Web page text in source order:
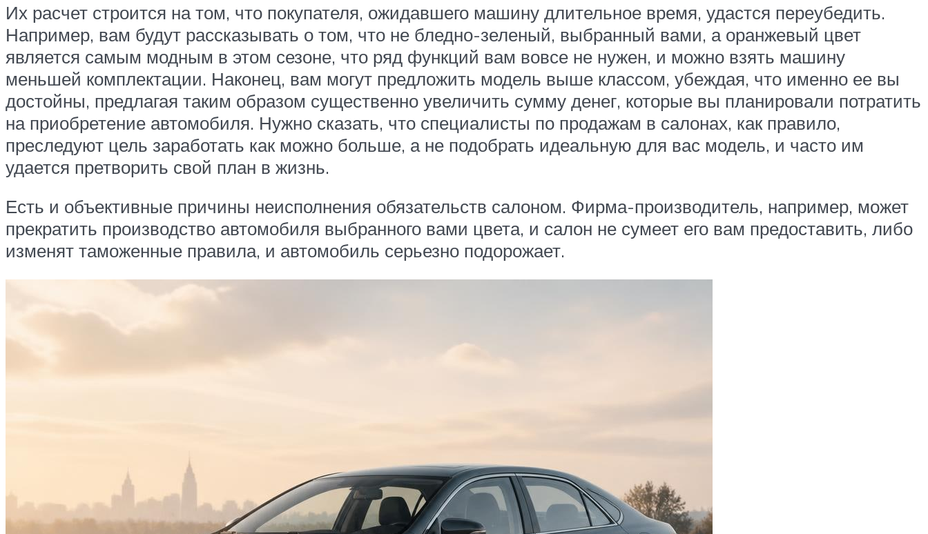
Их расчет строится на том, что покупателя, ожидавшего машину длительное время, удастся переубедить.
Например, вам будут рассказывать о том, что не бледно-зеленый, выбранный вами, а оранжевый цвет
является самым модным в этом сезоне, что ряд функций вам вовсе не нужен, и можно взять машину
меньшей комплектации. Наконец, вам могут предложить модель выше классом, убеждая, что именно ее вы
достойны, предлагая таким образом существенно увеличить сумму денег, которые вы планировали потратить
на приобретение автомобиля. Нужно сказать, что специалисты по продажам в салонах, как правило,
преследуют цель заработать как можно больше, а не подобрать идеальную для вас модель, и часто им
удается претворить свой план в жизнь.
Есть и объективные причины неисполнения обязательств салоном. Фирма-производитель, например, может
прекратить производство автомобиля выбранного вами цвета, и салон не сумеет его вам предоставить, либо
изменят таможенные правила, и автомобиль серьезно подорожает.